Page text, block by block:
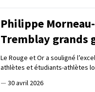
Philippe
Tremblay grands
Le Rouge et Or a souligné
athlètes et étudiants-athlètes
— 30 avril 2026